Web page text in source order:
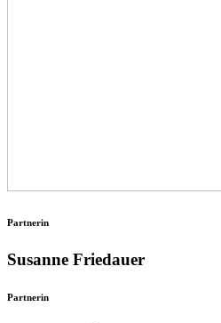
Partnerin
Susanne Friedauer
Partnerin